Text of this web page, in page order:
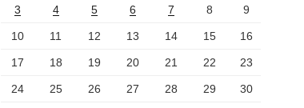
3 4 5 6 7 8 9
10 11 12 13 14 15 16
17 18 19 20 21 22 23
24 25 26 27 28 29 30